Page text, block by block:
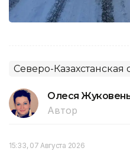
Северо-Казахстанская
Олеся
Автор
15:33, 07 Августа 2026